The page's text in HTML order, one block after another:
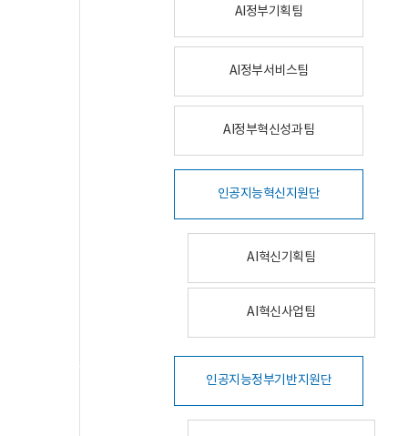
AI정부기획팀
AI정부서비스팀
AI정부혁신성과팀
인공지능혁신지원단
AI혁신기획팀
AI혁신사업팀
인공지능정부기반지원단